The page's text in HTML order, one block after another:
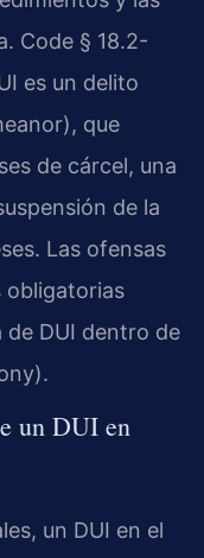
Code § 18.2-
es un delito
que
de cárcel, una
de la
Las ofensas
obligatorias
de DUI dentro de
un DUI en
un DUI en el